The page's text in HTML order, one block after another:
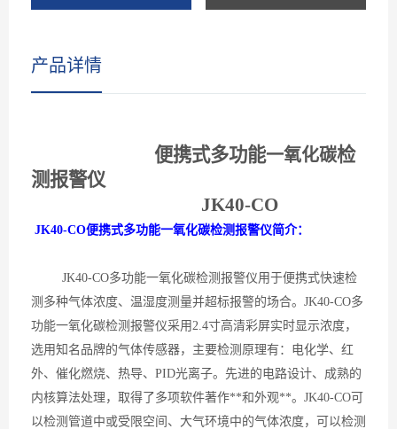
浓度单一气体纯度，检测气体种类超过1000种。
产品详情
便携式多功能一氧化碳检
测报警仪
JK40-CO
JK40-CO便携式多功能一氧化碳检测报警仪简介：
JK40-CO多功能一氧化碳检测报警仪用于便携式快速检
测多种气体浓度、温湿度测量并超标报警的场合。 JK40-CO多
功能一氧化碳检测报警仪采用2.4寸高清彩屏实时显示浓度，
选用知名品牌的气体传感器，主要检测原理有：电化学、红
外、催化燃烧、热导、PID光离子。先进的电路设计、成熟的
内核算法处理，取得了多项软件著作**和外观**。JK40-CO可
以检测管道中或受限空间、大气环境中的气体浓度，可以检测